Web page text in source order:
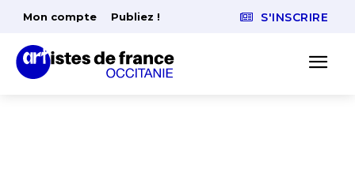
Mon compte Publiez ! S'INSCRIRE